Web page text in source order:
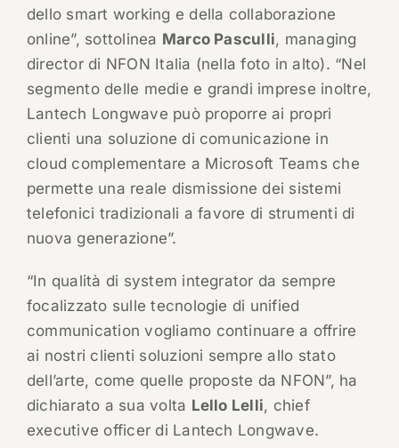
dello smart working e della collaborazione
online”, sottolinea Marco Pasculli, managing
director di NFON Italia (nella foto in alto). “Nel
segmento delle medie e grandi imprese inoltre,
Lantech Longwave può proporre ai propri
clienti una soluzione di comunicazione in
cloud complementare a Microsoft Teams che
permette una reale dismissione dei sistemi
telefonici tradizionali a favore di strumenti di
nuova generazione”.
“In qualità di system integrator da sempre
focalizzato sulle tecnologie di unified
communication vogliamo continuare a offrire
ai nostri clienti soluzioni sempre allo stato
dell’arte, come quelle proposte da NFON”, ha
dichiarato a sua volta Lello Lelli, chief
executive officer di Lantech Longwave.